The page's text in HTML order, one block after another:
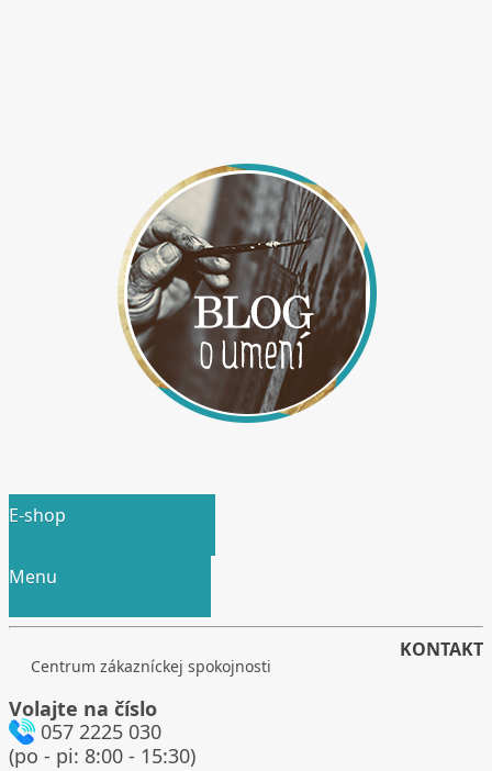
E-shop
Menu
KONTAKT
Centrum zákazníckej spokojnosti
Volajte na číslo
057 2225 030
(po - pi: 8:00 - 15:30)